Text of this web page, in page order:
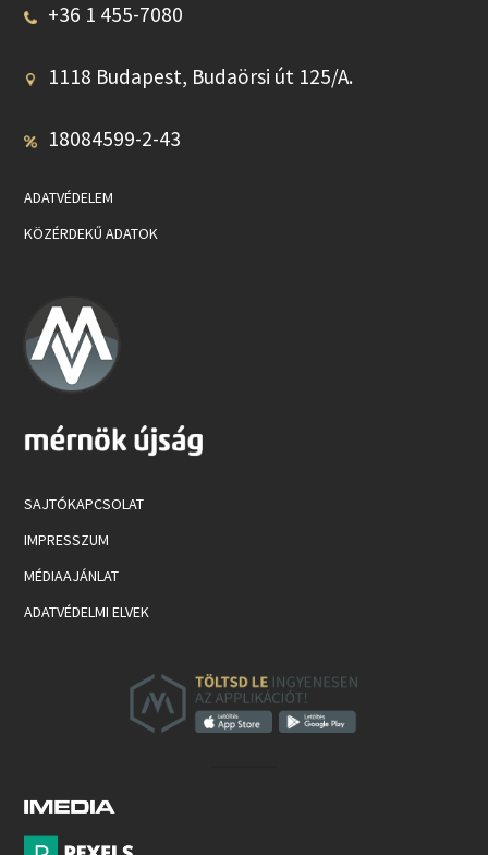
+36 1 455-7080
1118 Budapest, Budaörsi út 125/A.
18084599-2-43
ADATVÉDELEM
KÖZÉRDEKŰ ADATOK
SAJTÓKAPCSOLAT
IMPRESSZUM
MÉDIAAJÁNLAT
ADATVÉDELMI ELVEK